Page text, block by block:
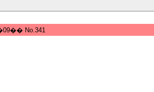
No.341